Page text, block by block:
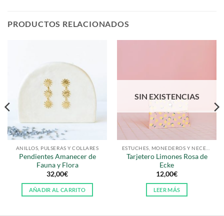
PRODUCTOS RELACIONADOS
ANILLOS, PULSERAS Y COLLARES
Pendientes Amanecer de
Fauna y Flora
32,00€
AÑADIR AL CARRITO
SIN EXISTENCIAS
Tarjetero Limones Rosa de
Ecke
12,00€
LEER MÁS